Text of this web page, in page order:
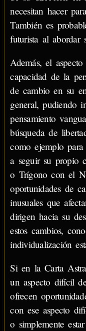
necesitan hacer
También es
futurista al abordar
Además, el
capacidad de la
de cambio en su
general, pudiendo
pensamiento
búsqueda de
como ejemplo
a seguir su propio
o Trígono con el
oportunidades de
inusuales que
dirigen hacia su
estos cambios,
individualización
Si en la Carta
un aspecto difícil
ofrecen
con ese aspecto
o simplemente